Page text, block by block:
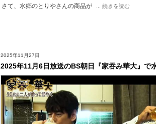
さて、水郷のとりやさんの商品が
... 続きを読む
2025年11月27日
2025年11月6日放送のBS朝日『家吞み華大』で